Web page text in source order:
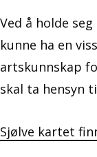
Ved å holde
kunne ha en
artskunnskap
skal ta hensyn
Sjølve kartet